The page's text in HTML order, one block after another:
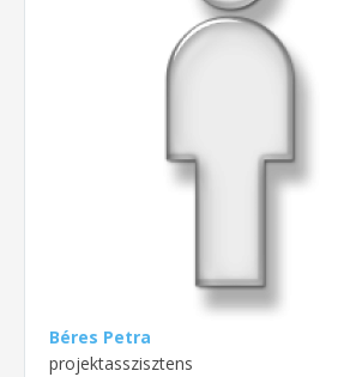
Béres Petra
projektasszisztens